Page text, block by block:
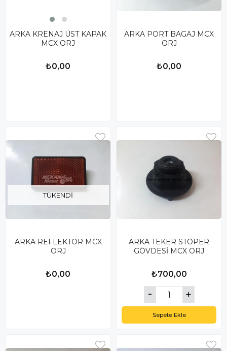
ARKA KRENAJ ÜST KAPAK
MCX ORJ
₺0,00
ARKA PORT BAGAJ MCX
ORJ
₺0,00
TÜKENDI
ARKA REFLEKTÖR MCX
ORJ
₺0,00
ARKA TEKER STOPER
GÖVDESİ MCX ORJ
₺700,00
Sepete Ekle